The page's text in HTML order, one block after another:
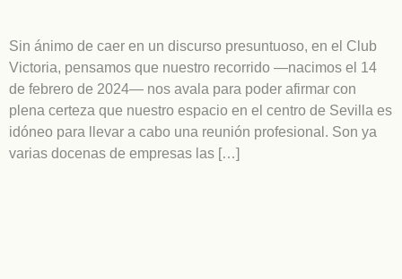
Sin ánimo de caer en un discurso presuntuoso, en el Club
Victoria, pensamos que nuestro recorrido —nacimos el 14
de febrero de 2024— nos avala para poder afirmar con
plena certeza que nuestro espacio en el centro de Sevilla es
idóneo para llevar a cabo una reunión profesional. Son ya
varias docenas de empresas las […]